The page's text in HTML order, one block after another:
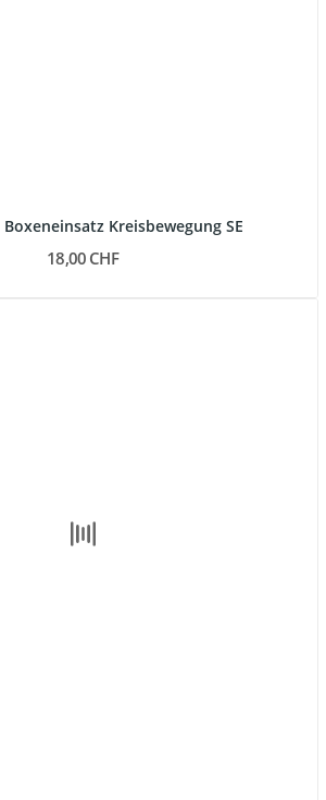
Boxeneinsatz Kreisbewegung SE
18,00 CHF